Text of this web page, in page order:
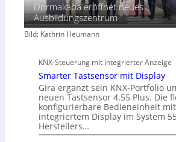
Dormakaba eröffnet neues
Ausbildungszentrum
Bild: Kathrin Heumann
KNX-Steuerung mit integrierter Anzeige
Smarter Tastsensor mit Display
Gira ergänzt sein KNX-Portfolio
neuen Tastsensor 4.55 Plus. Die
konfigurierbare Bedieneinheit mit
integriertem Display im System
Herstellers…